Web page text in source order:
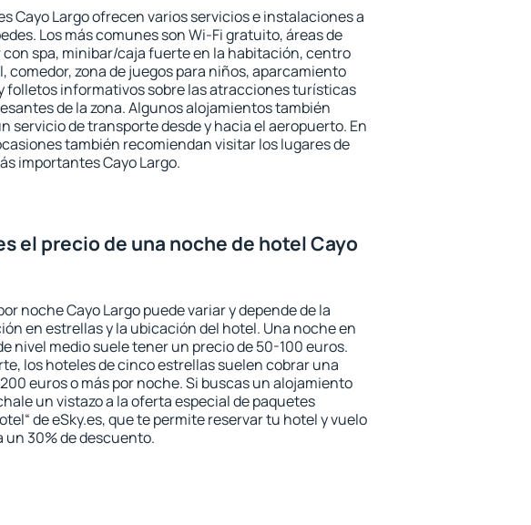
Cayo Largo ofrecen varios servicios e instalaciones a
Los más comunes son Wi-Fi gratuito, áreas de
spa, minibar/caja fuerte en la habitación, centro
comedor, zona de juegos para niños, aparcamiento
folletos informativos sobre las atracciones turísticas
de la zona. Algunos alojamientos también
servicio de transporte desde y hacia el aeropuerto. En
también recomiendan visitar los lugares de
importantes Cayo Largo.
el precio de una noche de hotel Cayo
noche Cayo Largo puede variar y depende de la
en estrellas y la ubicación del hotel. Una noche en
nivel medio suele tener un precio de 50-100 euros.
los hoteles de cinco estrellas suelen cobrar una
euros o más por noche. Si buscas un alojamiento
un vistazo a la oferta especial de paquetes
de eSky.es, que te permite reservar tu hotel y vuelo
un 30% de descuento.